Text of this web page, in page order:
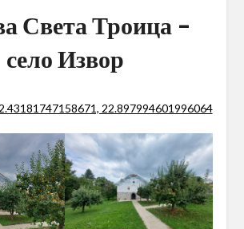
Света Троица –
село Извор
22.897994601996064